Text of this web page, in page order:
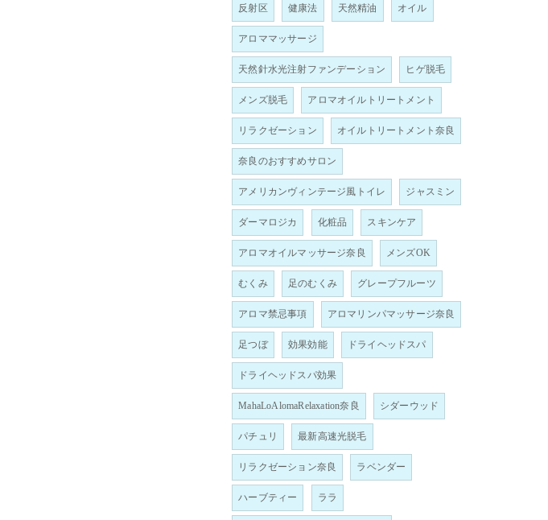
反射区 健康法 天然精油 オイル
アロママッサージ
天然針水光注射ファンデーション ヒゲ脱毛
メンズ脱毛 アロマオイルトリートメント
リラクゼーション オイルトリートメント奈良
奈良のおすすめサロン
アメリカンヴィンテージ風トイレ ジャスミン
ダーマロジカ 化粧品 スキンケア
アロマオイルマッサージ奈良 メンズOK
むくみ 足のむくみ グレープフルーツ
アロマ禁忌事項 アロマリンパマッサージ奈良
足つぼ 効果効能 ドライヘッドスパ
ドライヘッドスパ効果
MahaLoAlomaRelaxation奈良 シダーウッド
パチュリ 最新高速光脱毛
リラクゼーション奈良 ラベンダー
ハーブティー ララ